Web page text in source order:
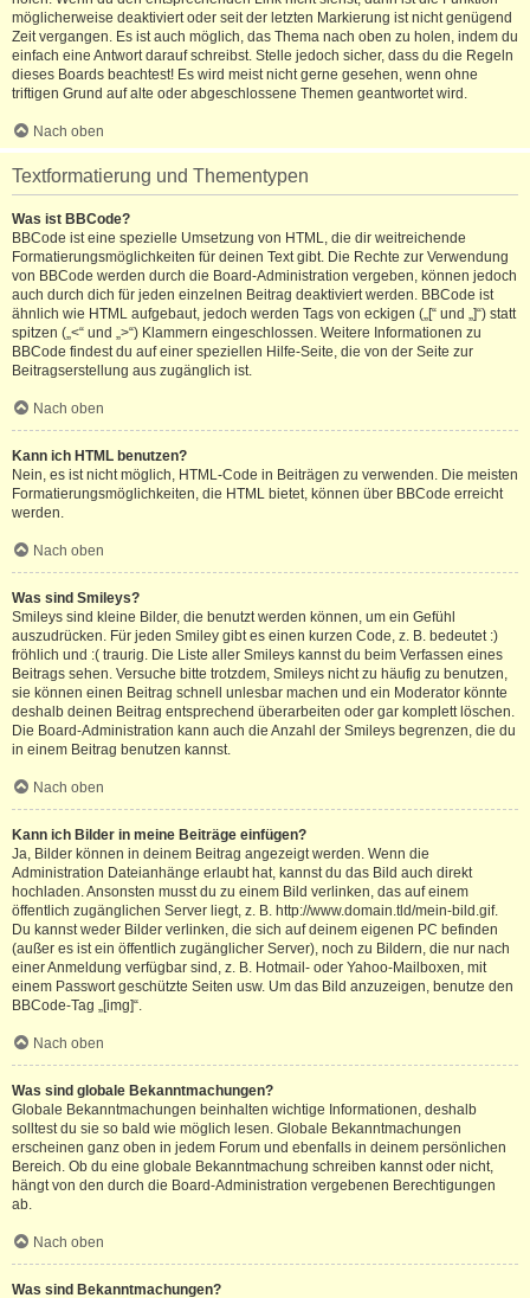
möglicherweise deaktiviert oder seit der letzten Markierung ist nicht genügend
Zeit vergangen. Es ist auch möglich, das Thema nach oben zu holen, indem du
einfach eine Antwort darauf schreibst. Stelle jedoch sicher, dass du die Regeln
dieses Boards beachtest! Es wird meist nicht gerne gesehen, wenn ohne
triftigen Grund auf alte oder abgeschlossene Themen geantwortet wird.
Nach oben
Textformatierung und Thementypen
Was ist BBCode?
BBCode ist eine spezielle Umsetzung von HTML, die dir weitreichende
Formatierungsmöglichkeiten für deinen Text gibt. Die Rechte zur Verwendung
von BBCode werden durch die Board-Administration vergeben, können jedoch
auch durch dich für jeden einzelnen Beitrag deaktiviert werden. BBCode ist
ähnlich wie HTML aufgebaut, jedoch werden Tags von eckigen („[“ und „]“) statt
spitzen („<“ und „>“) Klammern eingeschlossen. Weitere Informationen zu
BBCode findest du auf einer speziellen Hilfe-Seite, die von der Seite zur
Beitragserstellung aus zugänglich ist.
Nach oben
Kann ich HTML benutzen?
Nein, es ist nicht möglich, HTML-Code in Beiträgen zu verwenden. Die meisten
Formatierungsmöglichkeiten, die HTML bietet, können über BBCode erreicht
werden.
Nach oben
Was sind Smileys?
Smileys sind kleine Bilder, die benutzt werden können, um ein Gefühl
auszudrücken. Für jeden Smiley gibt es einen kurzen Code, z. B. bedeutet :)
fröhlich und :( traurig. Die Liste aller Smileys kannst du beim Verfassen eines
Beitrags sehen. Versuche bitte trotzdem, Smileys nicht zu häufig zu benutzen,
sie können einen Beitrag schnell unlesbar machen und ein Moderator könnte
deshalb deinen Beitrag entsprechend überarbeiten oder gar komplett löschen.
Die Board-Administration kann auch die Anzahl der Smileys begrenzen, die du
in einem Beitrag benutzen kannst.
Nach oben
Kann ich Bilder in meine Beiträge einfügen?
Ja, Bilder können in deinem Beitrag angezeigt werden. Wenn die
Administration Dateianhänge erlaubt hat, kannst du das Bild auch direkt
hochladen. Ansonsten musst du zu einem Bild verlinken, das auf einem
öffentlich zugänglichen Server liegt, z. B. http://www.domain.tld/mein-bild.gif.
Du kannst weder Bilder verlinken, die sich auf deinem eigenen PC befinden
(außer es ist ein öffentlich zugänglicher Server), noch zu Bildern, die nur nach
einer Anmeldung verfügbar sind, z. B. Hotmail- oder Yahoo-Mailboxen, mit
einem Passwort geschützte Seiten usw. Um das Bild anzuzeigen, benutze den
BBCode-Tag „[img]“.
Nach oben
Was sind globale Bekanntmachungen?
Globale Bekanntmachungen beinhalten wichtige Informationen, deshalb
solltest du sie so bald wie möglich lesen. Globale Bekanntmachungen
erscheinen ganz oben in jedem Forum und ebenfalls in deinem persönlichen
Bereich. Ob du eine globale Bekanntmachung schreiben kannst oder nicht,
hängt von den durch die Board-Administration vergebenen Berechtigungen
ab.
Nach oben
Was sind Bekanntmachungen?